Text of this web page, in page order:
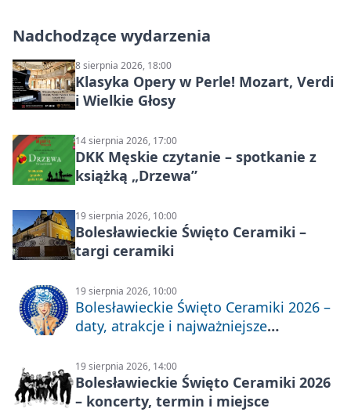
Nadchodzące wydarzenia
8 sierpnia 2026, 18:00
Klasyka Opery w Perle! Mozart, Verdi
i Wielkie Głosy
14 sierpnia 2026, 17:00
DKK Męskie czytanie – spotkanie z
książką „Drzewa”
19 sierpnia 2026, 10:00
Bolesławieckie Święto Ceramiki –
targi ceramiki
19 sierpnia 2026, 10:00
Bolesławieckie Święto Ceramiki 2026 –
daty, atrakcje i najważniejsze
19 sierpnia 2026, 14:00
Bolesławieckie Święto Ceramiki 2026
– koncerty, termin i miejsce